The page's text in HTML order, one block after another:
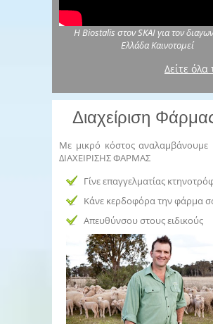
Η Biostalis στον SKAI για τον
Ελλάδα Καινοτομεί
Δείτε όλα
Διαχείριση
Με μικρό κόστος αναλαμβάνουμε
ΔΙΑΧΕΙΡΙΣΗΣ ΦΑΡΜΑΣ
Γίνε επαγγελματίας
Κάνε κερδοφόρα την φάρμα
Απευθύνσου στους ειδικούς